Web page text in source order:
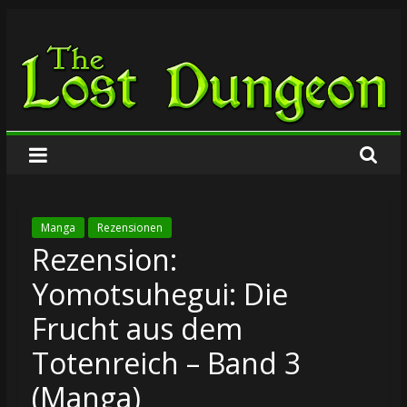
springen
The
Lost
Dungeon
Manga Rezensionen
Rezension:
Yomotsuhegui: Die
Frucht aus dem
Totenreich – Band 3
(Manga)